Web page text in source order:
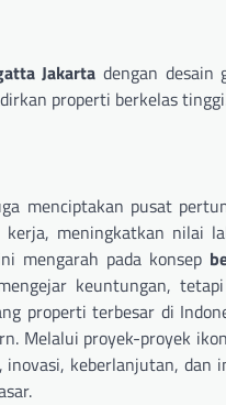
Jakarta dengan desain
properti berkelas
menciptakan pusat
meningkatkan nilai
mengarah pada konsep
keuntungan,
properti terbesar di
Melalui proyek-proyek
keberlanjutan,